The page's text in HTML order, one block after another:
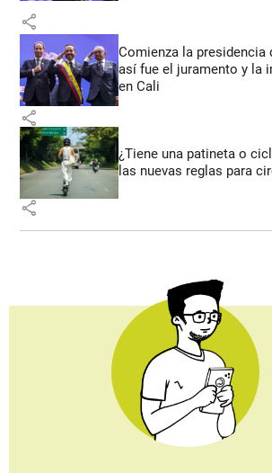
share
Comienza la presidencia
así fue el juramento y la
en Cali
share
¿Tiene una patineta o
las nuevas reglas para
share